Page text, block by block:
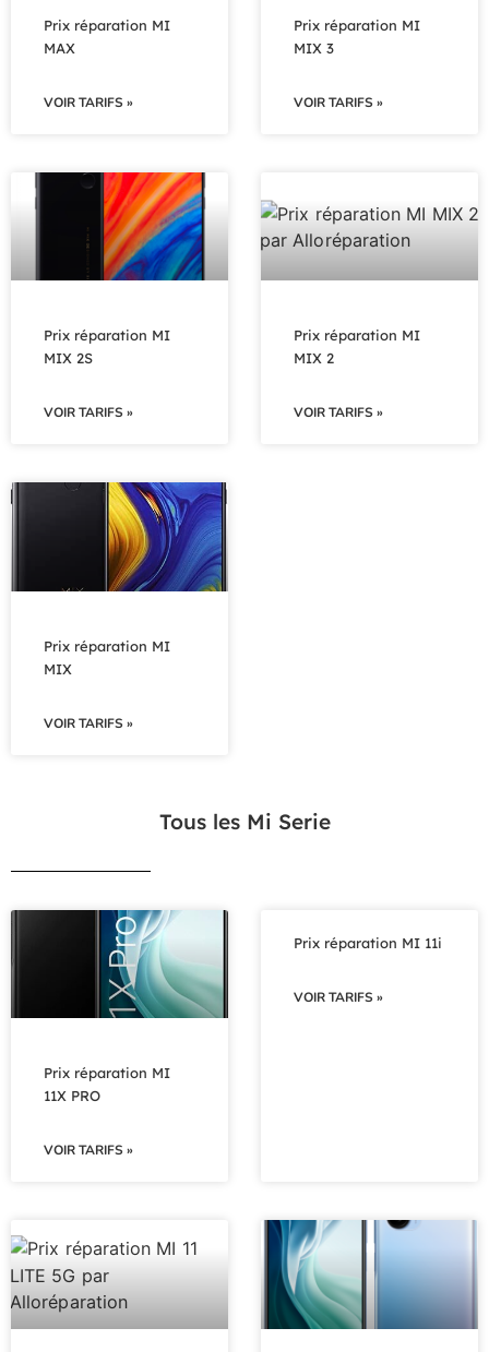
Prix réparation MI
MAX
VOIR TARIFS »
Prix réparation MI
MIX 3
VOIR TARIFS »
Prix réparation MI
MIX 2S
VOIR TARIFS »
Prix réparation MI
MIX 2
VOIR TARIFS »
Prix réparation MI
MIX
VOIR TARIFS »
Tous les Mi Serie
Prix réparation MI
11X PRO
VOIR TARIFS »
Prix réparation MI 11i
VOIR TARIFS »